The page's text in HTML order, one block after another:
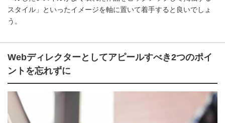
スタイル」といったイメージを軸に置いて着手すると良いでしょ
う。
Webディレクターとしてアピールすべき2つのポイ
ントを忘れずに